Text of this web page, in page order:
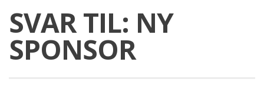
SVAR TIL: NY
SPONSOR